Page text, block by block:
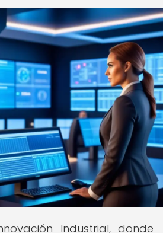
Industrial, donde